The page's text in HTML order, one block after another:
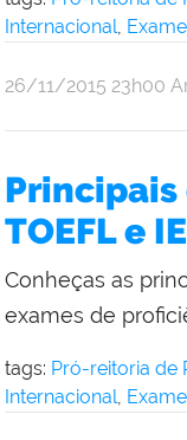
Internacional,
por
Reitoria
publicado
26/11/2015 23h00
TOEFL e
Conheças as
exames de
tags: Pró-reitoria de
Internacional,